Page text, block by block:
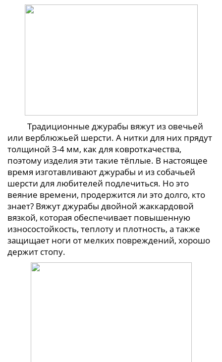
Традиционные джурабы вяжут из овечьей
или верблюжьей шерсти. А нитки для них прядут
толщиной 3-4 мм, как для ковроткачества,
поэтому изделия эти такие тёплые. В настоящее
время изготавливают джурабы и из собачьей
шерсти для любителей подлечиться. Но это
веяние времени, продержится ли это долго, кто
знает? Вяжут джурабы двойной жаккардовой
вязкой, которая обеспечивает повышенную
износостойкость, теплоту и плотность, а также
защищает ноги от мелких повреждений, хорошо
держит стопу.